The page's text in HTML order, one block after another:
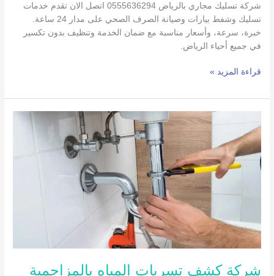
شركة تسليك مجاري بالرياض 0555636294 اتصل الان تقدم خدمات
تسليك وشفط بيارات وصيانة الصرف الصحي على مدار 24 ساعة.
خبرة، سرعة، وأسعار مناسبة مع ضمان الخدمة وتنظيف بدون تكسير
في جميع أحياء الرياض.
قراءة المزيد »
شركة كشف تسربات المياه بالمزاحمية
كشف
تسربات
المياه
بالمزاحمية